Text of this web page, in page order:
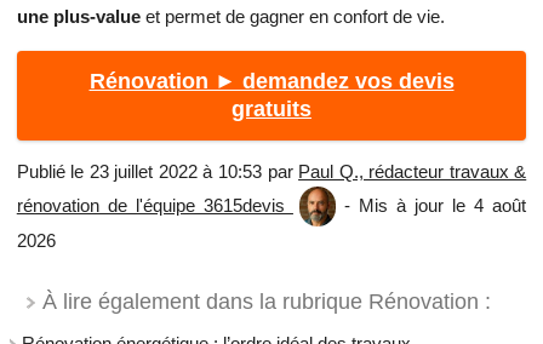
une plus-valueet permet de gagner en confort de vie.
Rénovation ► demandez vos devis
gratuits
Publié le 23 juillet 2022 à 10:53 par Paul Q., rédacteur travaux &
rénovation de l'équipe 3615devis
- Mis à jour le 4 août
2026
À lire également dans la rubrique Rénovation :